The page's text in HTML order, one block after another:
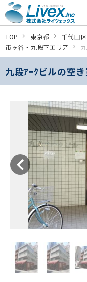
TOP 東京都 千代田区
市ヶ谷・九段下エリア
九段ｱｰｸビルの空